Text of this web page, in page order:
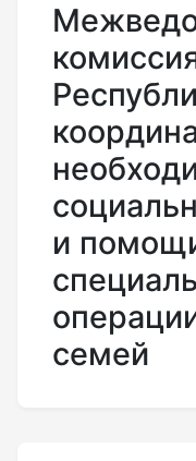
и
семей